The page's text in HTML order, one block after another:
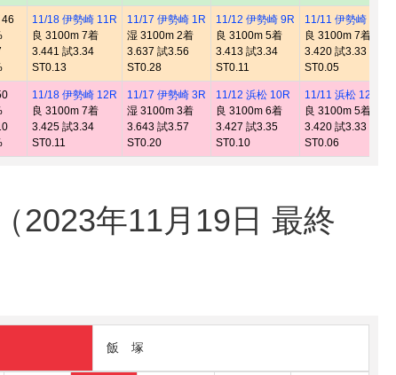
11/18 伊勢崎 11R
良 3100m 7着
3.441 試3.34
ST0.13
11/17 伊勢崎 1R
湿 3100m 2着
3.637 試3.56
ST0.28
11/12 伊勢崎 9R
良 3100m 5着
3.413 試3.34
ST0.11
11/11 伊勢崎 9R
良 3100m 7着
3.420 試3.33
ST0.05
11/18 伊勢崎 12R
良 3100m 7着
3.425 試3.34
ST0.11
11/17 伊勢崎 3R
湿 3100m 3着
3.643 試3.57
ST0.20
11/12 浜松 10R
良 3100m 6着
3.427 試3.35
ST0.10
11/11 浜松 12R
良 3100m 5着
3.420 試3.33
ST0.06
2023年11月19日 最終
飯 塚